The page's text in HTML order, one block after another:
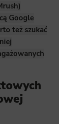
Google
też szukać